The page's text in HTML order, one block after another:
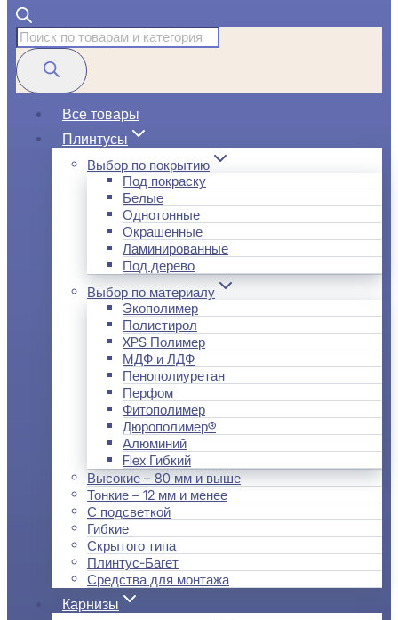
Поиск
товаров
Все товары
Плинтусы
Выбор по покрытию
Под покраску
Белые
Однотонные
Окрашенные
Ламинированные
Под дерево
Выбор по материалу
Экополимер
Полистирол
XPS Полимер
МДФ и ЛДФ
Пенополиуретан
Перфом
Фитополимер
Дюрополимер®
Алюминий
Flex Гибкий
Высокие – 80 мм и выше
Тонкие – 12 мм и менее
С подсветкой
Гибкие
Скрытого типа
Плинтус-Багет
Средства для монтажа
Карнизы